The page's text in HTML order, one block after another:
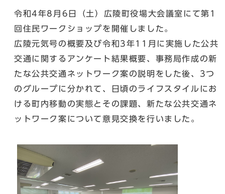
令和4年8月6日（土）広陵町役場大会議室にて第1
回住民ワークショップを開催しました。
広陵元気号の概要及び令和3年11月に実施した公共
交通に関するアンケート結果概要、事務局作成の新
たな公共交通ネットワーク案の説明をした後、3つ
のグループに分かれて、日頃のライフスタイルにお
ける町内移動の実態とその課題、新たな公共交通ネ
ットワーク案について意見交換を行いました。